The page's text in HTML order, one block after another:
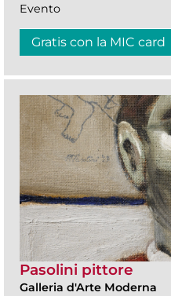
Evento
Gratis con la MIC card
Pasolini pittore
Galleria d'Arte Moderna